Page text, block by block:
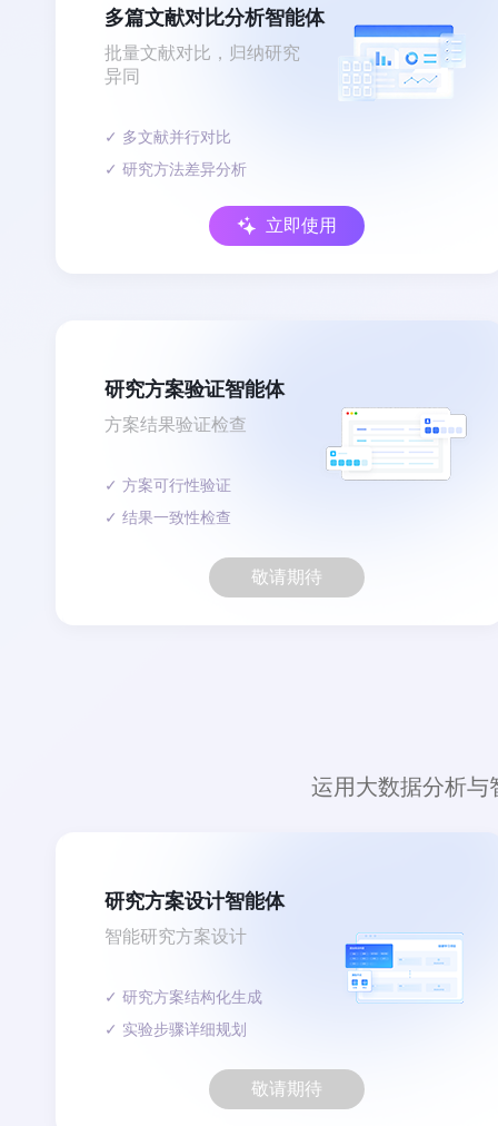
多篇文献对比分析智能体
批量文献对比，归纳研究
异同
✓ 多文献并行对比
✓ 研究方法差异分析
立即使用
研究方案验证智能体
方案结果验证检查
✓ 方案可行性验证
✓ 结果一致性检查
敬请期待
运用大数据分析与
研究方案设计智能体
智能研究方案设计
✓ 研究方案结构化生成
✓ 实验步骤详细规划
敬请期待